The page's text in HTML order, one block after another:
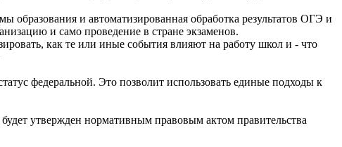
и автоматизированная обработка результатов ОГЭ и
и само проведение в стране экзаменов.
как те или иные события влияют на работу школ и - что
федеральной. Это позволит использовать единые подходы к
утвержден нормативным правовым актом правительства